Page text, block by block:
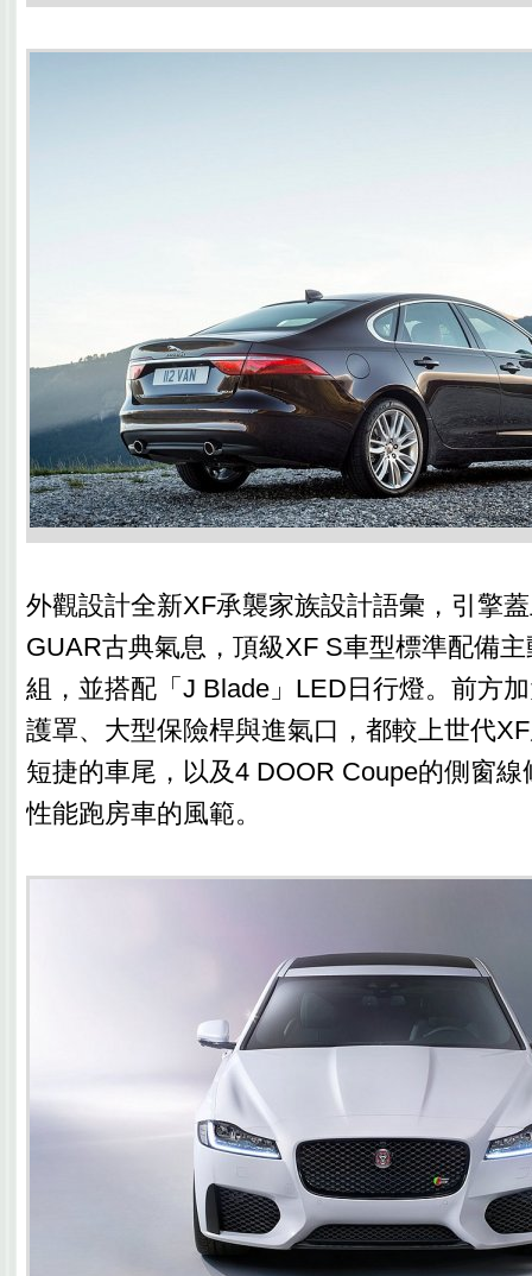
外觀設計全新XF承襲家族設計語彙，引擎
GUAR古典氣息，頂級XF S車型標準配備
組，並搭配「J Blade」LED日行燈。前方
護罩、大型保險桿與進氣口，都較上世代
短捷的車尾，以及4 DOOR Coupe的側窗
性能跑房車的風範。